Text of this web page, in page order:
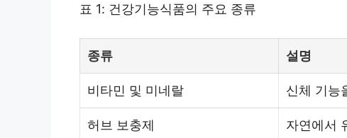
표 1: 건강기능식품의 주요 종류
종류 설명
비타민 및 미네랄 신체 기능
허브 보충제 자연에서